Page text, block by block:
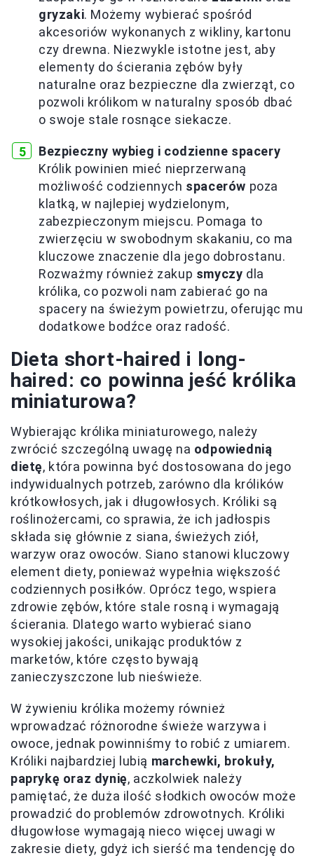
gryzaki. Możemy wybierać spośród
akcesoriów wykonanych z wikliny, kartonu
czy drewna. Niezwykle istotne jest, aby
elementy do ścierania zębów były
naturalne oraz bezpieczne dla zwierząt, co
pozwoli królikom w naturalny sposób dbać
o swoje stale rosnące siekacze.
Bezpieczny wybieg i codzienne spacery
Królik powinien mieć nieprzerwaną
możliwość codziennych spacerów poza
klatką, w najlepiej wydzielonym,
zabezpieczonym miejscu. Pomaga to
zwierzęciu w swobodnym skakaniu, co ma
kluczowe znaczenie dla jego dobrostanu.
Rozważmy również zakup smyczy dla
królika, co pozwoli nam zabierać go na
spacery na świeżym powietrzu, oferując mu
dodatkowe bodźce oraz radość.
Dieta short-haired i long-
haired: co powinna jeść królika
miniaturowa?
Wybierając królika miniaturowego, należy
zwrócić szczególną uwagę na odpowiednią
dietę, która powinna być dostosowana do jego
indywidualnych potrzeb, zarówno dla królików
krótkowłosych, jak i długowłosych. Króliki są
roślinożercami, co sprawia, że ich jadłospis
składa się głównie z siana, świeżych ziół,
warzyw oraz owoców. Siano stanowi kluczowy
element diety, ponieważ wypełnia większość
codziennych posiłków. Oprócz tego, wspiera
zdrowie zębów, które stale rosną i wymagają
ścierania. Dlatego warto wybierać siano
wysokiej jakości, unikając produktów z
marketów, które często bywają
zanieczyszczone lub nieświeże.
W żywieniu królika możemy również
wprowadzać różnorodne świeże warzywa i
owoce, jednak powinniśmy to robić z umiarem.
Króliki najbardziej lubią marchewki, brokuły,
paprykę oraz dynię, aczkolwiek należy
pamiętać, że duża ilość słodkich owoców może
prowadzić do problemów zdrowotnych. Króliki
długowłose wymagają nieco więcej uwagi w
zakresie diety, gdyż ich sierść ma tendencję do